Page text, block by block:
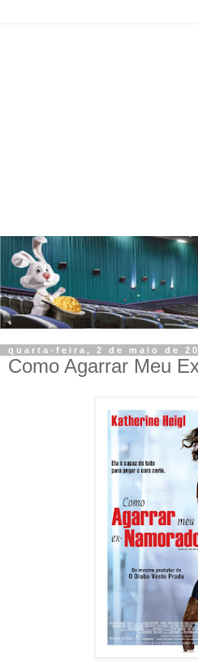
quarta-feira, 2 de maio de
Como Agarrar Meu